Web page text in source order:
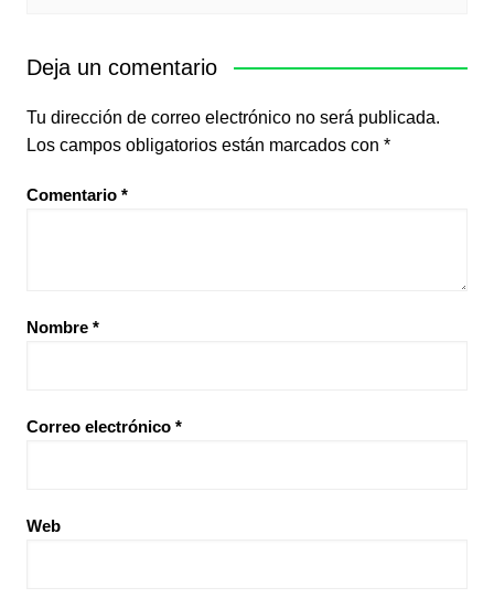
Deja un comentario
Tu dirección de correo electrónico no será publicada.
Los campos obligatorios están marcados con *
Comentario *
Nombre *
Correo electrónico *
Web